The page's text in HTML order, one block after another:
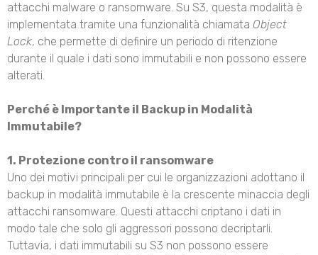
attacchi malware o ransomware. Su S3, questa modalità è
implementata tramite una funzionalità chiamata Object
Lock, che permette di definire un periodo di ritenzione
durante il quale i dati sono immutabili e non possono essere
alterati.
Perché è Importante il Backup in Modalità
Immutabile?
1. Protezione contro il ransomware
Uno dei motivi principali per cui le organizzazioni adottano il
backup in modalità immutabile è la crescente minaccia degli
attacchi ransomware. Questi attacchi criptano i dati in
modo tale che solo gli aggressori possono decriptarli.
Tuttavia, i dati immutabili su S3 non possono essere